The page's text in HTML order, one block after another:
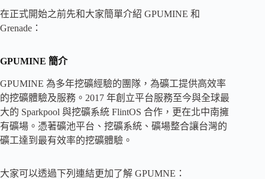
在正式開始之前先和大家簡單介紹 GPUMINE 和
Grenade：
GPUMINE 簡介
GPUMINE 為多年挖礦經驗的團隊，為礦工提供高效率
的挖礦體驗及服務。2017 年創立平台服務至今與全球最
大的 Sparkpool 與挖礦系統 FlintOS 合作，更在北中南擁
有礦場。憑著礦池平台、挖礦系統、礦場整合讓台灣的
礦工達到最有效率的挖礦體驗。
大家可以透過下列連結更加了解 GPUMNE：